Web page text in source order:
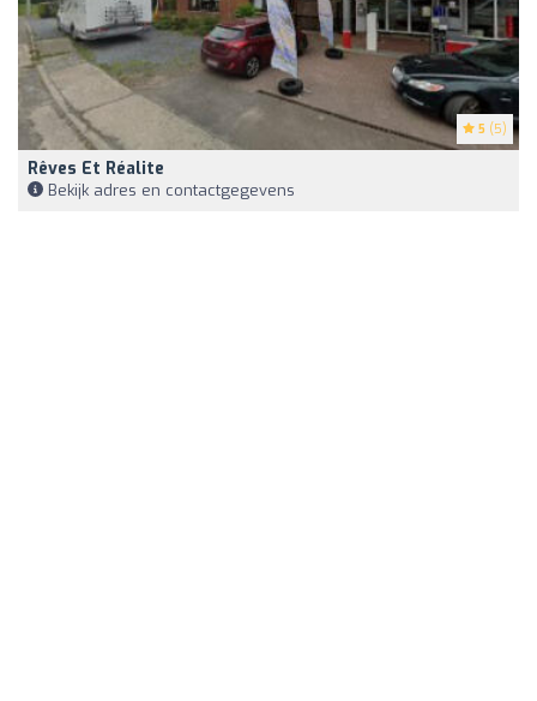
5 (5)
Rêves Et Réalite
Bekijk adres en contactgegevens